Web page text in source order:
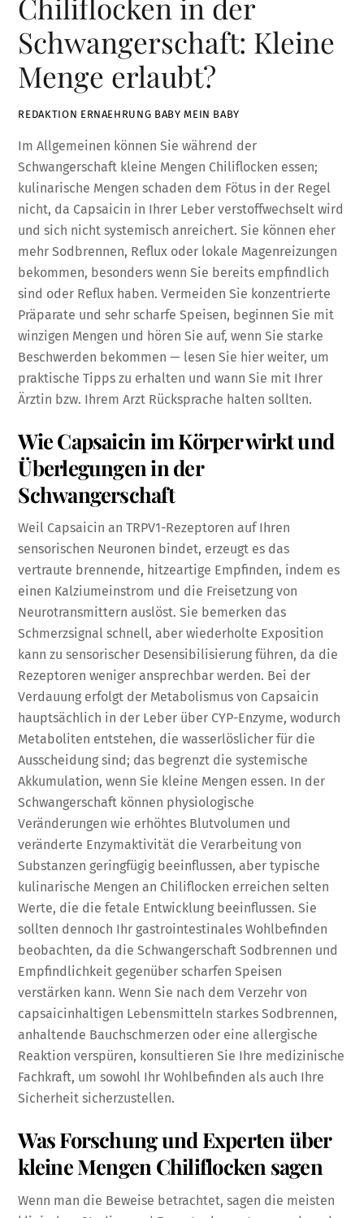
Chiliflocken in der
Schwangerschaft: Kleine
Menge erlaubt?
REDAKTION ERNAEHRUNG BABY MEIN BABY
Im Allgemeinen können Sie während der
Schwangerschaft kleine Mengen Chiliflocken essen;
kulinarische Mengen schaden dem Fötus in der Regel
nicht, da Capsaicin in Ihrer Leber verstoffwechselt wird
und sich nicht systemisch anreichert. Sie können eher
mehr Sodbrennen, Reflux oder lokale Magenreizungen
bekommen, besonders wenn Sie bereits empfindlich
sind oder Reflux haben. Vermeiden Sie konzentrierte
Präparate und sehr scharfe Speisen, beginnen Sie mit
winzigen Mengen und hören Sie auf, wenn Sie starke
Beschwerden bekommen — lesen Sie hier weiter, um
praktische Tipps zu erhalten und wann Sie mit Ihrer
Ärztin bzw. Ihrem Arzt Rücksprache halten sollten.
Wie Capsaicin im Körper wirkt und
Überlegungen in der
Schwangerschaft
Weil Capsaicin an TRPV1-Rezeptoren auf Ihren
sensorischen Neuronen bindet, erzeugt es das
vertraute brennende, hitzeartige Empfinden, indem es
einen Kalziumeinstrom und die Freisetzung von
Neurotransmittern auslöst. Sie bemerken das
Schmerzsignal schnell, aber wiederholte Exposition
kann zu sensorischer Desensibilisierung führen, da die
Rezeptoren weniger ansprechbar werden. Bei der
Verdauung erfolgt der Metabolismus von Capsaicin
hauptsächlich in der Leber über CYP-Enzyme, wodurch
Metaboliten entstehen, die wasserlöslicher für die
Ausscheidung sind; das begrenzt die systemische
Akkumulation, wenn Sie kleine Mengen essen. In der
Schwangerschaft können physiologische
Veränderungen wie erhöhtes Blutvolumen und
veränderte Enzymaktivität die Verarbeitung von
Substanzen geringfügig beeinflussen, aber typische
kulinarische Mengen an Chiliflocken erreichen selten
Werte, die die fetale Entwicklung beeinflussen. Sie
sollten dennoch Ihr gastrointestinales Wohlbefinden
beobachten, da die Schwangerschaft Sodbrennen und
Empfindlichkeit gegenüber scharfen Speisen
verstärken kann. Wenn Sie nach dem Verzehr von
capsaicinhaltigen Lebensmitteln starkes Sodbrennen,
anhaltende Bauchschmerzen oder eine allergische
Reaktion verspüren, konsultieren Sie Ihre medizinische
Fachkraft, um sowohl Ihr Wohlbefinden als auch Ihre
Sicherheit sicherzustellen.
Was Forschung und Experten über
kleine Mengen Chiliflocken sagen
Wenn man die Beweise betrachtet, sagen die meisten